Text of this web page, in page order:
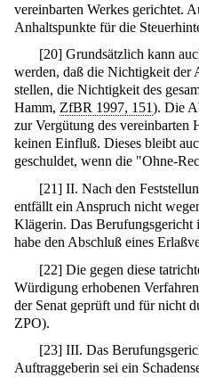
vereinbarten Werkes gerichtet.
Anhaltspunkte für die
[20] Grundsätzlich kann
werden, daß die Nichtigkeit der
stellen, die Nichtigkeit des
Hamm, ZfBR 1997, 151). Die
zur Vergütung des vereinbarten
keinen Einfluß. Dieses bleibt
geschuldet, wenn die "Ohne-
[21] II. Nach den
entfällt ein Anspruch nicht
Klägerin. Das Berufungsgericht
habe den Abschluß eines
[22] Die gegen diese
Würdigung erhobenen
der Senat geprüft und für nicht
ZPO).
[23] III. Das
Auftraggeberin sei ein